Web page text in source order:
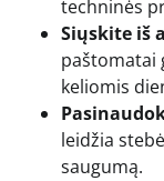
techninės
Siųskite iš
paštomatai
keliomis
leidžia
saugumą.